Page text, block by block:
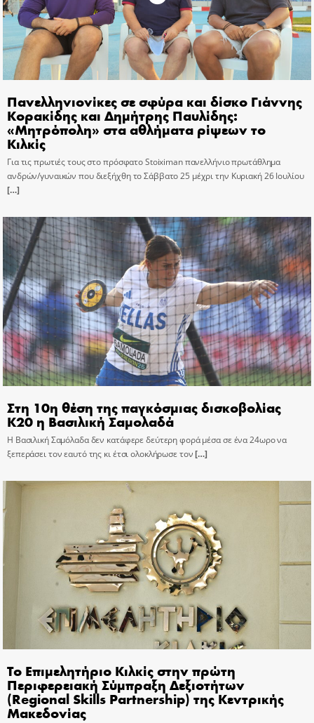
Πανελληνιονίκες σε σφύρα και δίσκο Γιάννης
Κορακίδης και Δημήτρης Παυλίδης:
«Μητρόπολη» στα αθλήματα ρίψεων το
Κιλκίς
Για τις πρωτιές τους στο πρόσφατο Stoiximan πανελλήνιο πρωτάθλημα
ανδρών/γυναικών που διεξήχθη το Σάββατο 25 μέχρι την Κυριακή 26 Ιουλίου
[…]
Στη 10η θέση της παγκόσμιας δισκοβολίας
Κ20 η Βασιλική Σαμολαδά
Η Βασιλική Σαμόλαδα δεν κατάφερε δεύτερη φορά μέσα σε ένα 24ωρο να
ξεπεράσει τον εαυτό της κι έτσι ολοκλήρωσε τον[…]
Το Επιμελητήριο Κιλκίς στην πρώτη
Περιφερειακή Σύμπραξη Δεξιοτήτων
(Regional Skills Partnership) της Κεντρικής
Μακεδονίας